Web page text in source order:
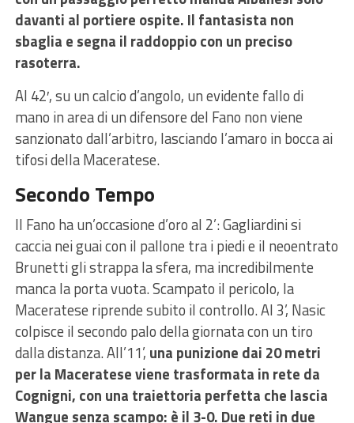
davanti al portiere ospite. Il fantasista non
sbaglia e segna il raddoppio con un preciso
rasoterra.
Al 42′, su un calcio d’angolo, un evidente fallo di
mano in area di un difensore del Fano non viene
sanzionato dall’arbitro, lasciando l’amaro in bocca ai
tifosi della Maceratese.
Secondo Tempo
Il Fano ha un’occasione d’oro al 2’: Gagliardini si
caccia nei guai con il pallone tra i piedi e il neoentrato
Brunetti gli strappa la sfera, ma incredibilmente
manca la porta vuota. Scampato il pericolo, la
Maceratese riprende subito il controllo. Al 3’, Nasic
colpisce il secondo palo della giornata con un tiro
dalla distanza. All’11’, una punizione dai 20 metri
per la Maceratese viene trasformata in rete da
Cognigni, con una traiettoria perfetta che lascia
Wangue senza scampo: è il 3-0. Due reti in due